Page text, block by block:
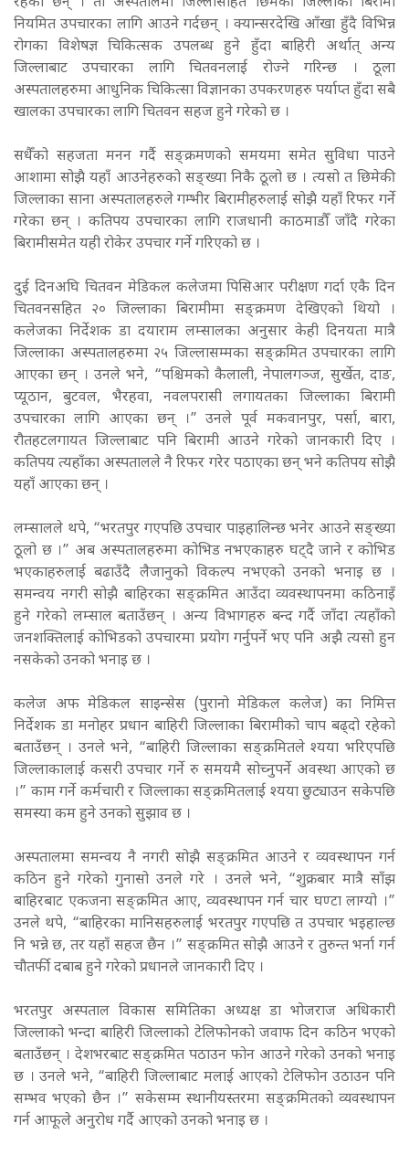
नियमित उपचारका लागि आउने गर्दछन् । क्यान्सरदेखि आँखा हुँदै विभिन्न
रोगका विशेषज्ञ चिकित्सक उपलब्ध हुने हुँदा बाहिरी अर्थात् अन्य
जिल्लाबाट उपचारका लागि चितवनलाई रोज्ने गरिन्छ । ठूला
अस्पतालहरुमा आधुनिक चिकित्सा विज्ञानका उपकरणहरु पर्याप्त हुँदा सबै
खालका उपचारका लागि चितवन सहज हुने गरेको छ ।
सधैँको सहजता मनन गर्दै सङ्क्रमणको समयमा समेत सुविधा पाउने
आशामा सोझै यहाँ आउनेहरुको सङ्ख्या निकै ठूलो छ । त्यसो त छिमेकी
जिल्लाका साना अस्पतालहरुले गम्भीर बिरामीहरुलाई सोझै यहाँ रिफर गर्ने
गरेका छन् । कतिपय उपचारका लागि राजधानी काठमाडौँ जाँदै गरेका
बिरामीसमेत यही रोकेर उपचार गर्ने गरिएको छ ।
दुई दिनअघि चितवन मेडिकल कलेजमा पिसिआर परीक्षण गर्दा एकै दिन
चितवनसहित २० जिल्लाका बिरामीमा सङ्क्रमण देखिएको थियो ।
कलेजका निर्देशक डा दयाराम लम्सालका अनुसार केही दिनयता मात्रै
जिल्लाका अस्पतालहरुमा २५ जिल्लासम्मका सङ्क्रमित उपचारका लागि
आएका छन् । उनले भने, “पश्चिमको कैलाली, नेपालगञ्ज, सुर्खेत, दाङ,
प्यूठान, बुटवल, भैरहवा, नवलपरासी लगायतका जिल्लाका बिरामी
उपचारका लागि आएका छन् ।” उनले पूर्व मकवानपुर, पर्सा, बारा,
रौतहटलगायत जिल्लाबाट पनि बिरामी आउने गरेको जानकारी दिए ।
कतिपय त्यहाँका अस्पतालले नै रिफर गरेर पठाएका छन् भने कतिपय सोझै
यहाँ आएका छन् ।
लम्सालले थपे, “भरतपुर गएपछि उपचार पाइहालिन्छ भनेर आउने सङ्ख्या
ठूलो छ ।” अब अस्पतालहरुमा कोभिड नभएकाहरु घट्दै जाने र कोभिड
भएकाहरुलाई बढाउँदै लैजानुको विकल्प नभएको उनको भनाइ छ ।
समन्वय नगरी सोझै बाहिरका सङ्क्रमित आउँदा व्यवस्थापनमा कठिनाइँ
हुने गरेको लम्साल बताउँछन् । अन्य विभागहरु बन्द गर्दै जाँदा त्यहाँको
जनशक्तिलाई कोभिडको उपचारमा प्रयोग गर्नुपर्ने भए पनि अझै त्यसो हुन
नसकेको उनको भनाइ छ ।
कलेज अफ मेडिकल साइन्सेस (पुरानो मेडिकल कलेज) का निमित्त
निर्देशक डा मनोहर प्रधान बाहिरी जिल्लाका बिरामीको चाप बढ्दो रहेको
बताउँछन् । उनले भने, “बाहिरी जिल्लाका सङ्क्रमितले श्यया भरिएपछि
जिल्लाकालाई कसरी उपचार गर्ने रु समयमै सोच्नुपर्ने अवस्था आएको छ
।” काम गर्ने कर्मचारी र जिल्लाका सङ्क्रमितलाई श्यया छुट्याउन सकेपछि
समस्या कम हुने उनको सुझाव छ ।
अस्पतालमा समन्वय नै नगरी सोझै सङ्क्रमित आउने र व्यवस्थापन गर्न
कठिन हुने गरेको गुनासो उनले गरे । उनले भने, “शुक्रबार मात्रै साँझ
बाहिरबाट एकजना सङ्क्रमित आए, व्यवस्थापन गर्न चार घण्टा लाग्यो ।”
उनले थपे, “बाहिरका मानिसहरुलाई भरतपुर गएपछि त उपचार भइहाल्छ
नि भन्ने छ, तर यहाँ सहज छैन ।” सङ्क्रमित सोझै आउने र तुरुन्त भर्ना गर्न
चौतर्फी दबाब हुने गरेको प्रधानले जानकारी दिए ।
भरतपुर अस्पताल विकास समितिका अध्यक्ष डा भोजराज अधिकारी
जिल्लाको भन्दा बाहिरी जिल्लाको टेलिफोनको जवाफ दिन कठिन भएको
बताउँछन् । देशभरबाट सङ्क्रमित पठाउन फोन आउने गरेको उनको भनाइ
छ । उनले भने, “बाहिरी जिल्लाबाट मलाई आएको टेलिफोन उठाउन पनि
सम्भव भएको छैन ।” सकेसम्म स्थानीयस्तरमा सङ्क्रमितको व्यवस्थापन
गर्न आफूले अनुरोध गर्दै आएको उनको भनाइ छ ।